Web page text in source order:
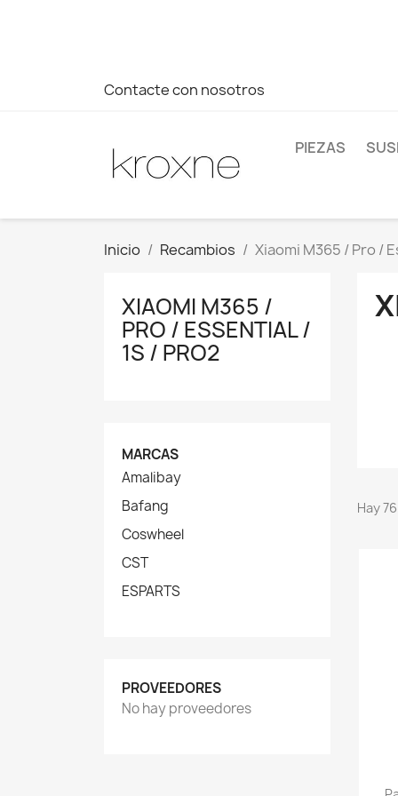
Contacte con nosotros
PIEZAS
Inicio Recambios Xiaomi M365 / Pro /
XIAOMI M365 /
PRO / ESSENTIAL /
1S / PRO2
MARCAS
Amalibay
Bafang
Coswheel
CST
ESPARTS
PROVEEDORES
No hay proveedores
Hay